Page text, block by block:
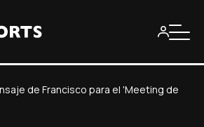
de Francisco para el 'Meeting de